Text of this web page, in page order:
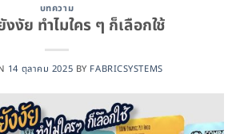
บทความ
งัย ทำไมใคร ๆ ก็เลือกใช้
14 ตุลาคม 2025 BY FABRICSYSTEMS